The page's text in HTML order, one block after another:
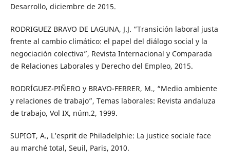
Desarrollo, diciembre de 2015.
RODRIGUEZ BRAVO DE LAGUNA, J.J. “Transición laboral justa
frente al cambio climático: el papel del diálogo social y la
negociación colectiva”, Revista Internacional y Comparada
de Relaciones Laborales y Derecho del Empleo, 2015.
RODRÍGUEZ-PIÑERO y BRAVO-FERRER, M., “Medio ambiente
y relaciones de trabajo”, Temas laborales: Revista andaluza
de trabajo, Vol IX, núm.2, 1999.
SUPIOT, A., L’esprit de Philadelphie: La justice sociale face
au marché total, Seuil, Paris, 2010.